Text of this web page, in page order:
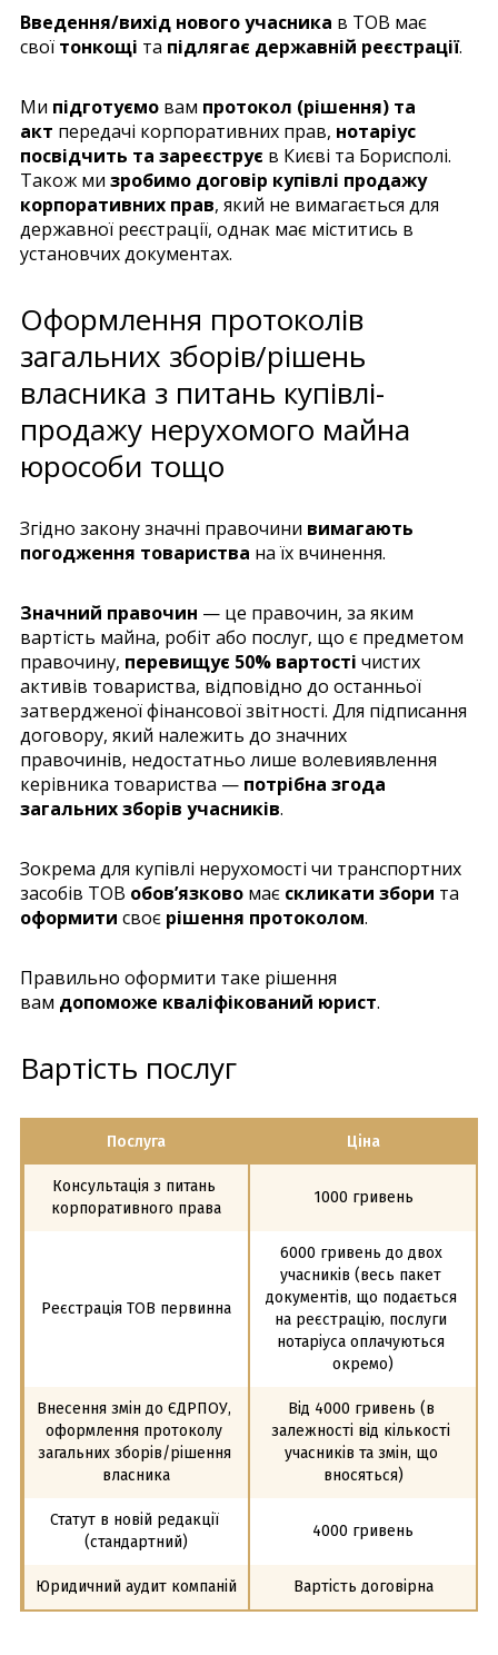
Введення/вихід нового учасника в ТОВ має
свої тонкощі та підлягає державній реєстрації.
Ми підготуємо вам протокол (рішення) та
акт передачі корпоративних прав, нотаріус
посвідчить та зареєструє в Києві та Борисполі.
Також ми зробимо договір купівлі продажу
корпоративних прав, який не вимагається для
державної реєстрації, однак має міститись в
установчих документах.
Оформлення протоколів
загальних зборів/рішень
власника з питань купівлі-
продажу нерухомого майна
юрособи тощо
Згідно закону значні правочини вимагають
погодження товариства на їх вчинення.
Значний правочин — це правочин, за яким
вартість майна, робіт або послуг, що є предметом
правочину, перевищує 50% вартості чистих
активів товариства, відповідно до останньої
затвердженої фінансової звітності. Для підписання
договору, який належить до значних
правочинів, недостатньо лише волевиявлення
керівника товариства — потрібна згода
загальних зборів учасників.
Зокрема для купівлі нерухомості чи транспортних
засобів ТОВ обов’язково має скликати збори та
оформити своє рішення протоколом.
Правильно оформити таке рішення
вам допоможе кваліфікований юрист.
Вартість послуг
Послуга Ціна
Консультація з питань
корпоративного права
1000 гривень
Реєстрація ТОВ первинна
6000 гривень до двох
учасників (весь пакет
документів, що подається
на реєстрацію, послуги
нотаріуса оплачуються
окремо)
Внесення змін до ЄДРПОУ,
оформлення протоколу
загальних зборів/рішення
власника
Від 4000 гривень (в
залежності від кількості
учасників та змін, що
вносяться)
Статут в новій редакції
(стандартний)
4000 гривень
Юридичний аудит компаній Вартість договірна